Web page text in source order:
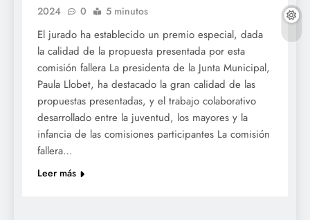
2024
0 5 minutos
El jurado ha establecido un premio especial, dada
la calidad de la propuesta presentada por esta
comisión fallera La presidenta de la Junta Municipal,
Paula Llobet, ha destacado la gran calidad de las
propuestas presentadas, y el trabajo colaborativo
desarrollado entre la juventud, los mayores y la
infancia de las comisiones participantes La comisión
fallera…
Leer más